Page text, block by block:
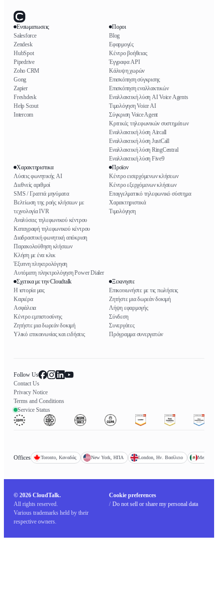
Ενσωματωσεις
Salesforce
Zendesk
HubSpot
Pipedrive
Zoho CRM
Gong
Zapier
Freshdesk
Help Scout
Intercom
Ποροι
Blog
Εφαρμογές
Κέντρο βοήθειας
Έγγραφα API
Κάλυψη χωρών
Επισκόπηση σύγκρισης
Επισκόπηση εναλλακτικών
Εναλλακτική λύση AI Voice Agents
Τιμολόγηση Voice AI
Σύγκριση Voice Agent
Κριτικές τηλεφωνικών συστημάτων
Εναλλακτική λύση Aircall
Εναλλακτική λύση JustCall
Εναλλακτική λύση RingCentral
Εναλλακτική λύση Five9
Χαρακτηριστικα
Λύσεις φωνητικής AI
Διεθνείς αριθμοί
SMS / Γραπτά μηνύματα
Βελτίωση της ροής κλήσεων με
τεχνολογία IVR
Αναλύσεις τηλεφωνικού κέντρου
Καταγραφή τηλεφωνικού κέντρου
Διαδραστική φωνητική απόκριση
Παρακολούθηση κλήσεων
Κλήση με ένα κλικ
Έξυπνη πληκτρολόγηση
Αυτόματη πληκτρολόγηση Power Dialer
Προϊον
Κέντρο εισερχόμενων κλήσεων
Κέντρο εξερχόμενων κλήσεων
Επαγγελματικό τηλεφωνικό σύστημα
Χαρακτηριστικά
Τιμολόγηση
Σχετικα με την Cloudtalk
Η ιστορία μας
Καριέρα
Ασφάλεια
Κέντρο εμπιστοσύνης
Ζητήστε μια δωρεάν δοκιμή
Υλικό επικοινωνίας και ειδήσεις
Ξεκινηστε
Επικοινωνήστε με τις πωλήσεις
Ζητήστε μια δωρεάν δοκιμή
Λήψη εφαρμογής
Σύνδεση
Συνεργάτες
Πρόγραμμα συνεργατών
Follow Us
Contact Us
Privacy Notice
Terms and Conditions
Service Status
Offices Toronto, Καναδάς New York, ΗΠΑ London, Ην. Βασίλειο Mexico
© 2026 CloudTalk.
All rights reserved.
Various trademarks held by their
respective owners.
Cookie preferences
/ Do not sell or share my personal data